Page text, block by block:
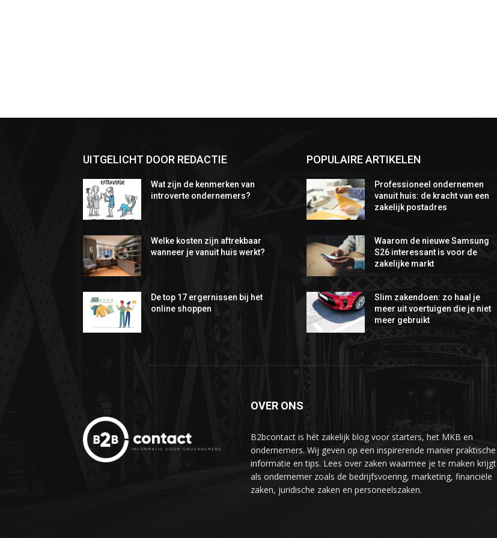
UITGELICHT DOOR REDACTIE
Wat zijn de kenmerken van
introverte ondernemers?
Welke kosten zijn aftrekbaar
wanneer je vanuit huis werkt?
De top 17 ergernissen bij het
online shoppen
POPULAIRE ARTIKELEN
Professioneel ondernemen
vanuit huis: de kracht van een
zakelijk postadres
Waarom de nieuwe Samsung
S26 interessant is voor de
zakelijke markt
Slim zakendoen: zo haal je
meer uit voertuigen die je niet
meer gebruikt
OVER ONS
B2bcontact is hét zakelijk blog voor starters, het MKB en
ondernemers. Wij geven op een inspirerende manier praktische
informatie en tips. Lees over zaken waarmee je te maken krijgt
als ondernemer zoals de bedrijfsvoering, marketing, financiële
zaken, juridische zaken en personeelszaken.